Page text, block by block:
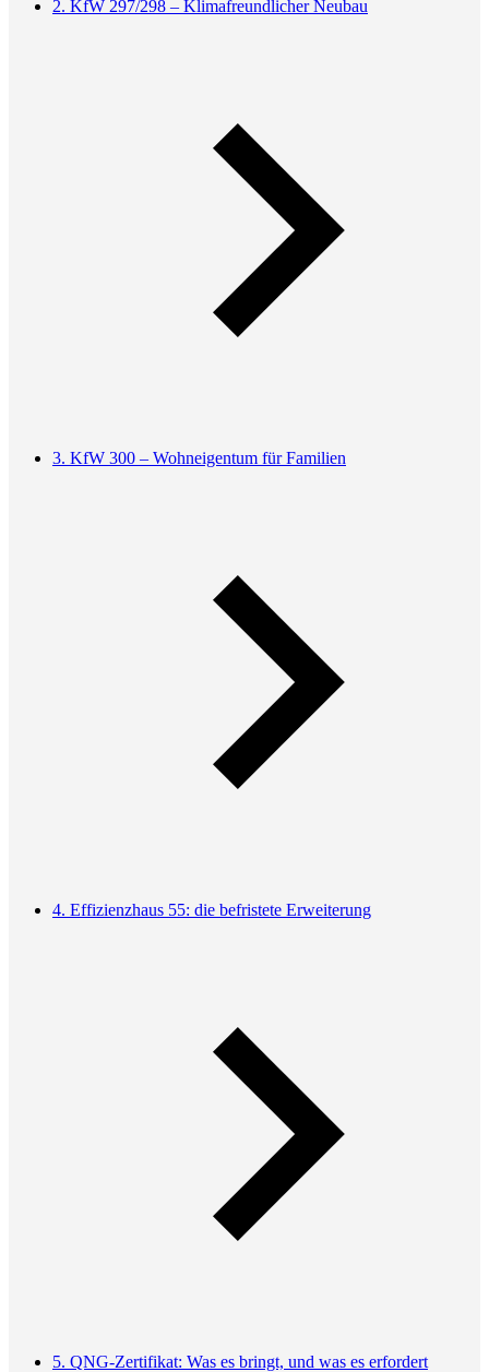
2. KfW 297/298 – Klimafreundlicher Neubau
3. KfW 300 – Wohneigentum für Familien
4. Effizienzhaus 55: die befristete Erweiterung
5. QNG-Zertifikat: Was es bringt, und was es erfordert